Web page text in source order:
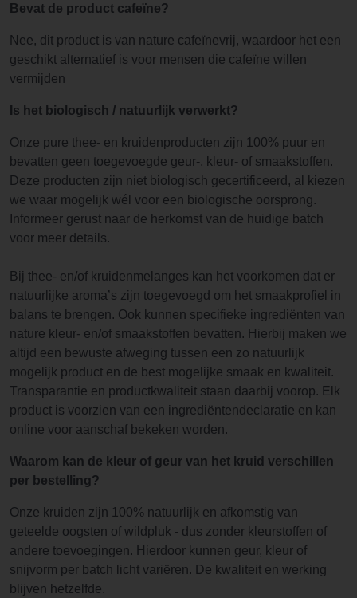
Bevat de product cafeïne?
Nee, dit product is van nature cafeïnevrij, waardoor het een
geschikt alternatief is voor mensen die cafeïne willen
vermijden
Is het biologisch / natuurlijk verwerkt?
Onze pure thee- en kruidenproducten zijn 100% puur en
bevatten geen toegevoegde geur-, kleur- of smaakstoffen.
Deze producten zijn niet biologisch gecertificeerd, al kiezen
we waar mogelijk wél voor een biologische oorsprong.
Informeer gerust naar de herkomst van de huidige batch
voor meer details.
Bij thee- en/of kruidenmelanges kan het voorkomen dat er
natuurlijke aroma’s zijn toegevoegd om het smaakprofiel in
balans te brengen. Ook kunnen specifieke ingrediënten van
nature kleur- en/of smaakstoffen bevatten. Hierbij maken we
altijd een bewuste afweging tussen een zo natuurlijk
mogelijk product en de best mogelijke smaak en kwaliteit.
Transparantie en productkwaliteit staan daarbij voorop. Elk
product is voorzien van een ingrediëntendeclaratie en kan
online voor aanschaf bekeken worden.
Waarom kan de kleur of geur van het kruid verschillen
per bestelling?
Onze kruiden zijn 100% natuurlijk en afkomstig van
geteelde oogsten of wildpluk - dus zonder kleurstoffen of
andere toevoegingen. Hierdoor kunnen geur, kleur of
snijvorm per batch licht variëren. De kwaliteit en werking
blijven hetzelfde.